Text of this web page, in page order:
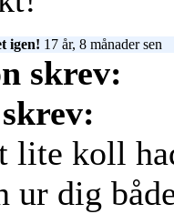
igen! 17 år, 8 månader sen
skrev:
lite koll
ur dig